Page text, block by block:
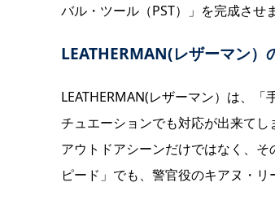
バル・ツール（PST）」を完成させ
LEATHERMAN(レザーマン）
LEATHERMAN(レザーマン）は、
チュエーションでも対応が出来てし
アウトドアシーンだけではなく、
ピード」でも、警官役のキアヌ・リ